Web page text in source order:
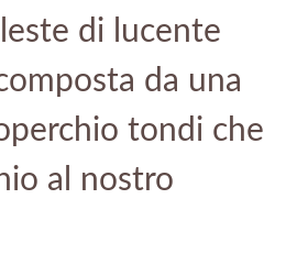
di lucente
da una
tondi che
al nostro